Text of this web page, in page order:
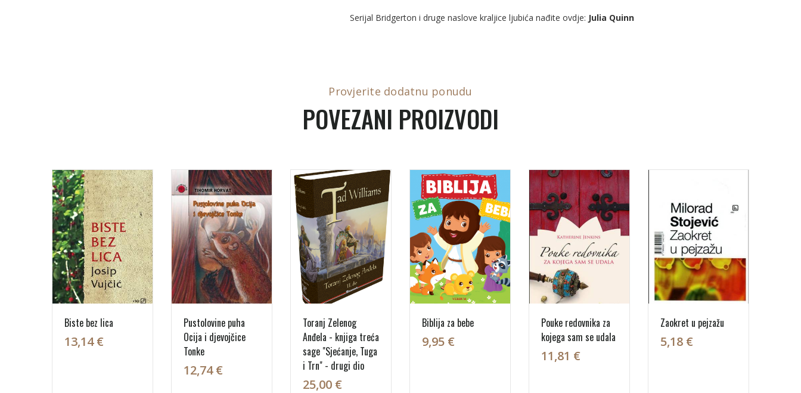
Serijal Bridgerton i druge naslove kraljice ljubića nađite ovdje: Julia Quinn
Provjerite dodatnu ponudu
POVEZANI PROIZVODI
Biste bez lica
13,14 €
Pustolovine puha
Ocija i djevojčice
Tonke
12,74 €
Toranj Zelenog
Anđela - knjiga treća
sage "Sjećanje, Tuga
i Trn" - drugi dio
25,00 €
Biblija za bebe
9,95 €
Pouke redovnika za
kojega sam se udala
11,81 €
Zaokret u pejzažu
5,18 €